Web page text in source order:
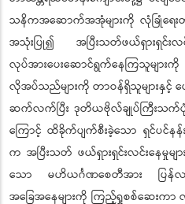
သနိကအဆောက်အအုံများကို လုံခြုံရေးတပ်
အသုံးပြု၍ အပြီးသတ်ဖယ်ရှားရှင်
လုပ်အားပေးဆောင်ရွက်နေကြသူများကို
လိုအပ်သည်များကို တာဝန်ရှိသူများနှင့် ပ
ဆက်လက်ပြီး ဒုတိယဗိုလ်ချုပ်ကြီးသက်
ကြောင့် ထိခိုက်ပျက်စီးခဲ့သော ရှင်ပင်နန်
က အပြီးသတ် ဖယ်ရှားရှင်းလင်းနေမှုမျ
သော မဟိယင်္ဂဏစေတီအား ပြန်လ
အခြေအနေများကို ကြည့်ရှုစစ်ဆေးကာ